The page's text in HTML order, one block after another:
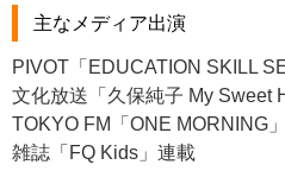
主なメディア出演
PIVOT「EDUCATION SKILL
文化放送「久保純子 My Sweet
TOKYO FM「ONE MORNING」
雑誌「FQ Kids」連載